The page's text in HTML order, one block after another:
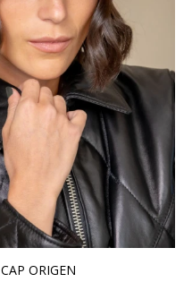
CAP ORIGEN